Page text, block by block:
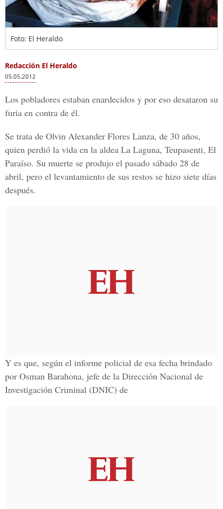
Foto: El Heraldo
Redacción El Heraldo
05.05.2012
Los pobladores estaban enardecidos y por eso desataron su
furia en contra de él.
Se trata de Olvin Alexander Flores Lanza, de 30 años,
quien perdió la vida en la aldea La Laguna, Teupasenti, El
Paraíso. Su muerte se produjo el pasado sábado 28 de
abril, pero el levantamiento de sus restos se hizo siete días
después.
Y es que, según el informe policial de esa fecha brindado
por Osman Barahona, jefe de la Dirección Nacional de
Investigación Criminal (DNIC) de